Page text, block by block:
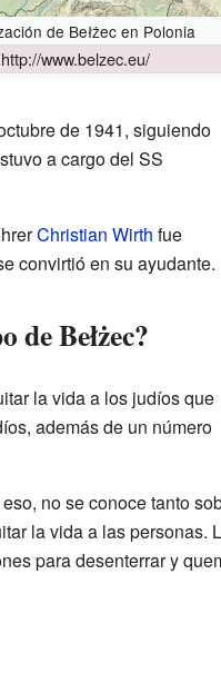
de Bełżec en Polonia
http://www.belzec.eu/
de 1941, siguiendo
a cargo del SS
Christian Wirth fue
convirtió en su ayudante.
de Bełżec?
la vida a los judíos que
además de un número
no se conoce tanto
la vida a las personas.
para desenterrar y